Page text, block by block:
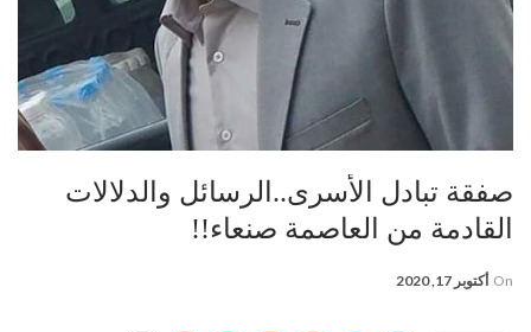
صفقة تبادل الأسرى..الرسائل والدلالات
القادمة من العاصمة صنعاء!!
On أكتوبر 17, 2020